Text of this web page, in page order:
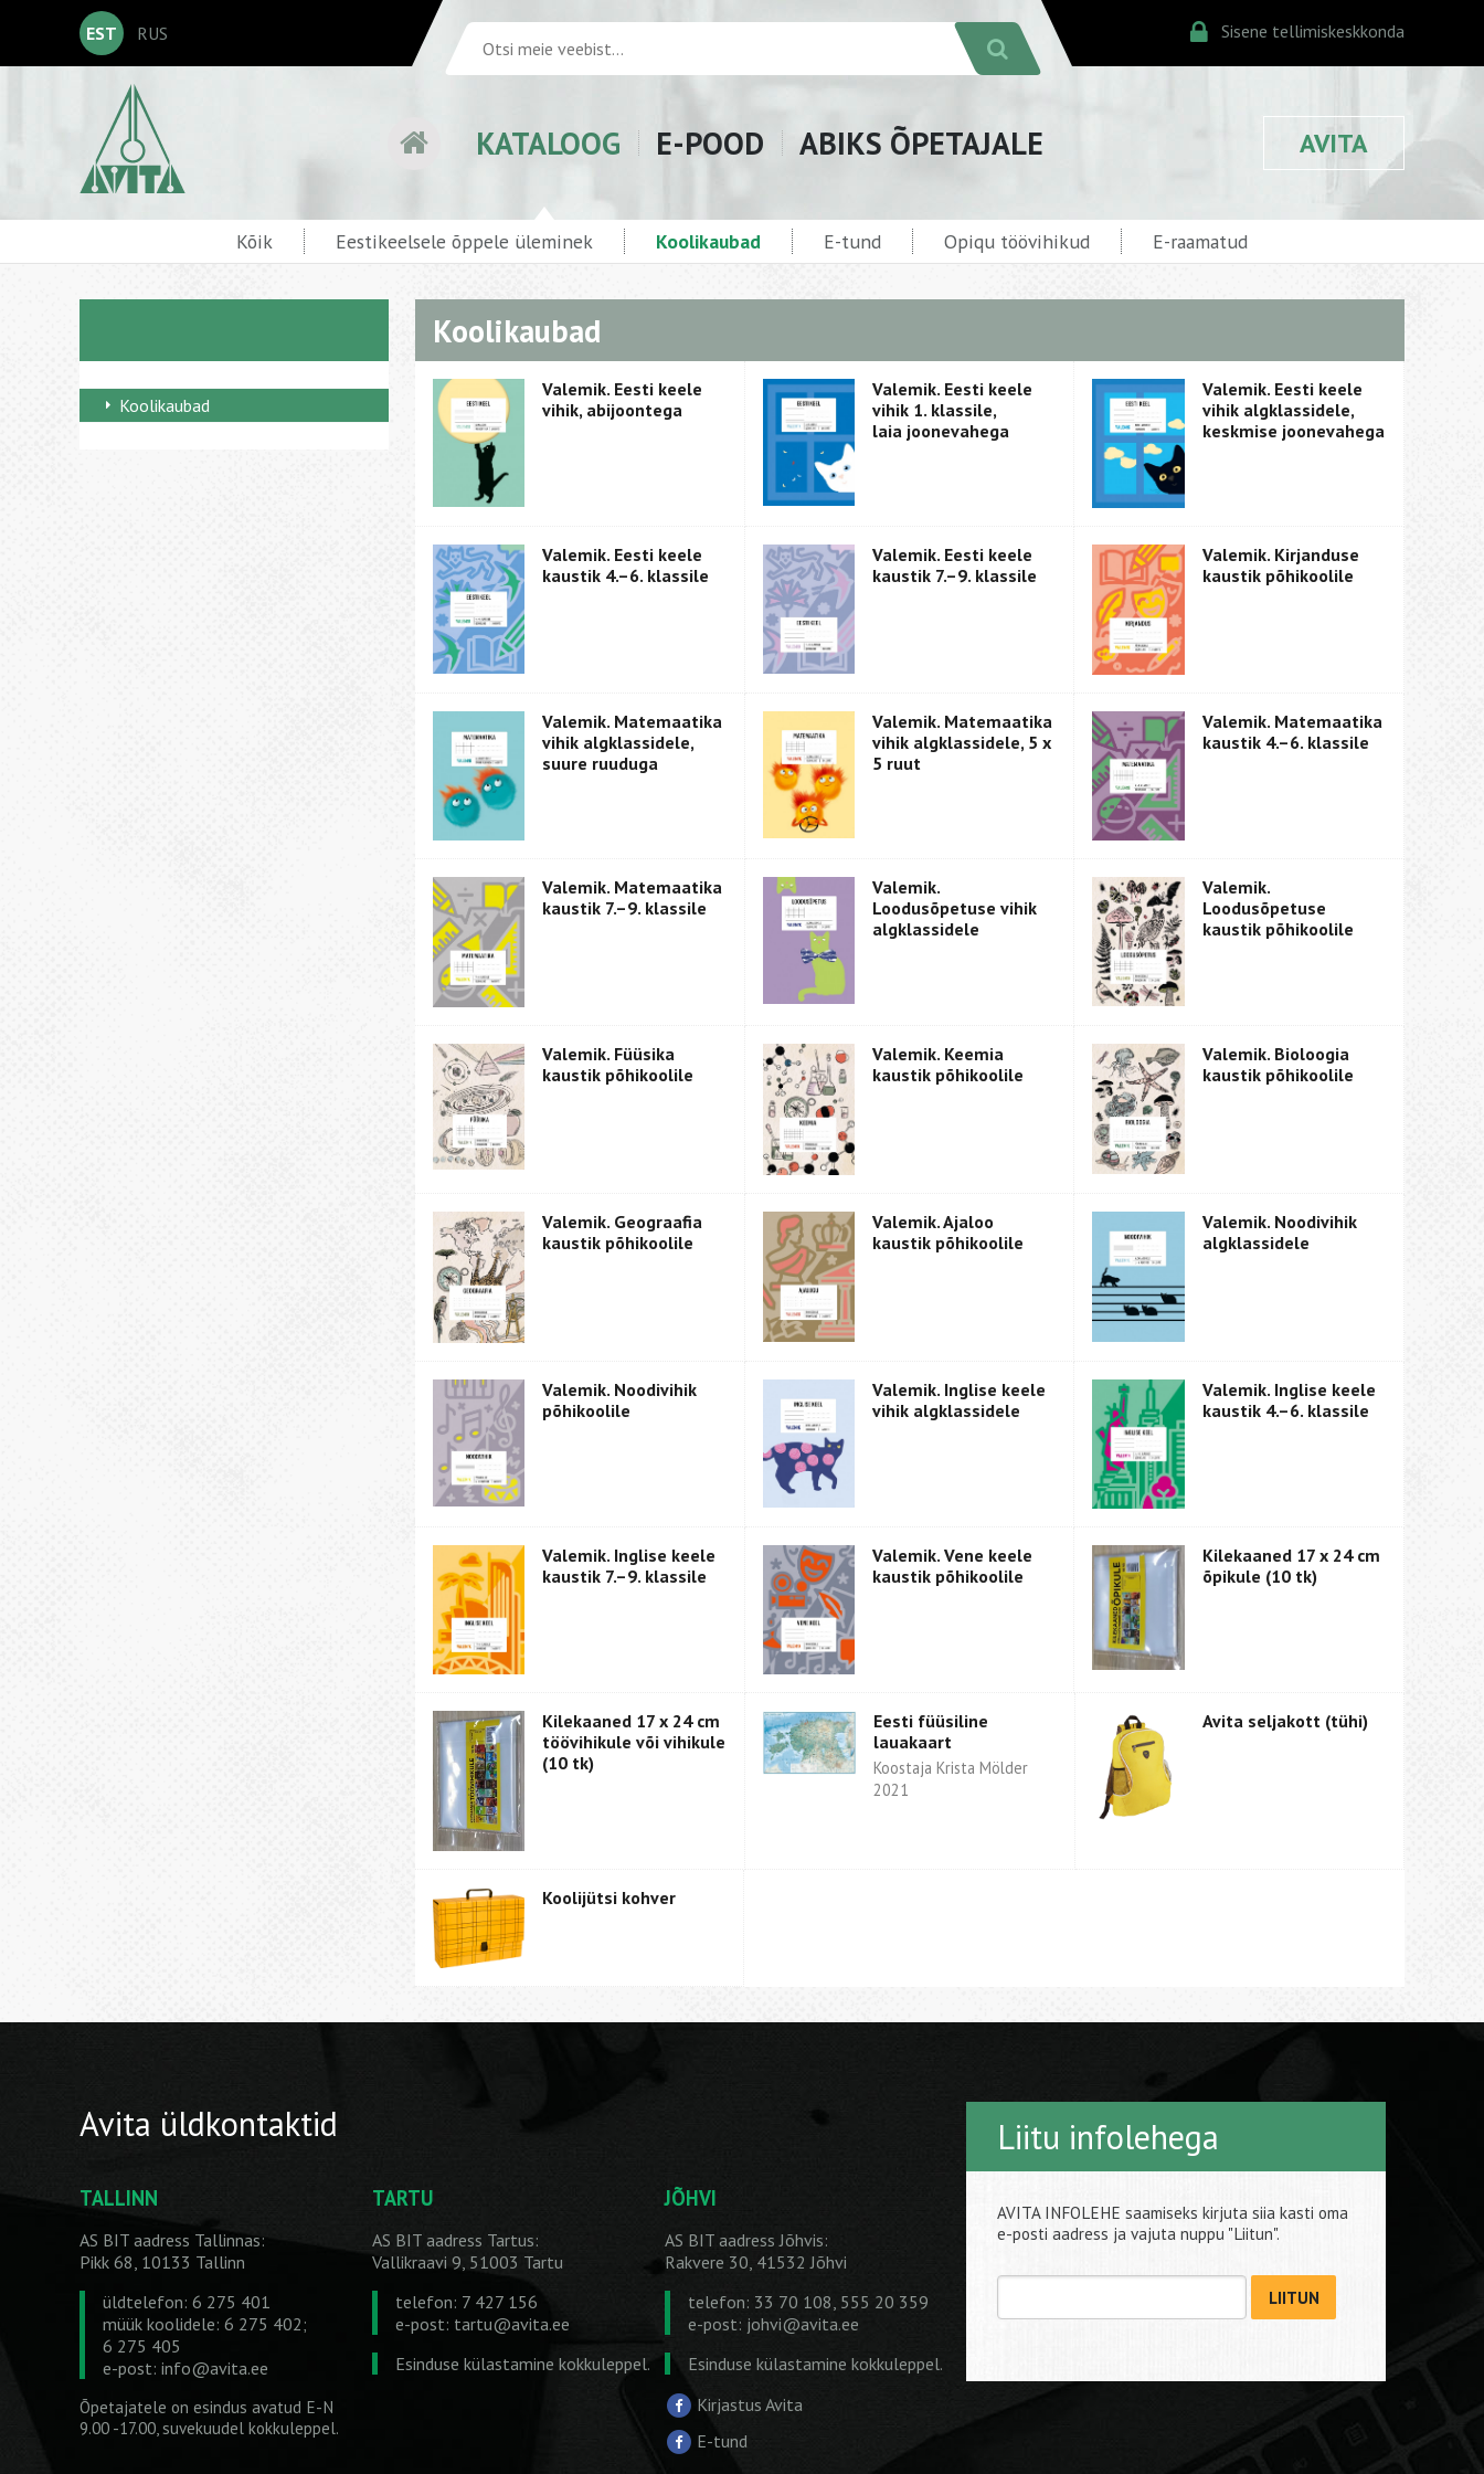
EST RUS Sisene tellimiskeskkonda
KATALOOG E-POOD ABIKS ÕPETAJALE AVITA
Kõik Eestikeelsele õppele üleminek Koolikaubad E-tund Opiqu töövihikud E-raamatud
Koolikaubad
Koolikaubad
Valemik. Eesti keele
vihik, abijoontega
Valemik. Eesti keele
vihik 1. klassile,
laia joonevahega
Valemik. Eesti keele
vihik algklassidele,
keskmise joonevahega
Valemik. Eesti keele
kaustik 4.–6. klassile
Valemik. Eesti keele
kaustik 7.–9. klassile
Valemik. Kirjanduse
kaustik põhikoolile
Valemik. Matemaatika
vihik algklassidele,
suure ruuduga
Valemik. Matemaatika
vihik algklassidele, 5 x
5 ruut
Valemik. Matemaatika
kaustik 4.–6. klassile
Valemik. Matemaatika
kaustik 7.–9. klassile
Valemik.
Loodusõpetuse vihik
algklassidele
Valemik.
Loodusõpetuse
kaustik põhikoolile
Valemik. Füüsika
kaustik põhikoolile
Valemik. Keemia
kaustik põhikoolile
Valemik. Bioloogia
kaustik põhikoolile
Valemik. Geograafia
kaustik põhikoolile
Valemik. Ajaloo
kaustik põhikoolile
Valemik. Noodivihik
algklassidele
Valemik. Noodivihik
põhikoolile
Valemik. Inglise keele
vihik algklassidele
Valemik. Inglise keele
kaustik 4.–6. klassile
Valemik. Inglise keele
kaustik 7.–9. klassile
Valemik. Vene keele
kaustik põhikoolile
Kilekaaned 17 x 24 cm
õpikule (10 tk)
Kilekaaned 17 x 24 cm
töövihikule või vihikule
(10 tk)
Eesti füüsiline
lauakaart
Koostaja Krista Mölder
2021
Avita seljakott (tühi)
Koolijütsi kohver
Avita üldkontaktid
TALLINN
AS BIT aadress Tallinnas:
Pikk 68, 10133 Tallinn
üldtelefon: 6 275 401
müük koolidele: 6 275 402;
6 275 405
e-post: info@avita.ee
Õpetajatele on esindus avatud E-N
9.00 -17.00, suvekuudel kokkuleppel.
TARTU
AS BIT aadress Tartus:
Vallikraavi 9, 51003 Tartu
telefon: 7 427 156
e-post: tartu@avita.ee
Esinduse külastamine kokkuleppel.
JÕHVI
AS BIT aadress Jõhvis:
Rakvere 30, 41532 Jõhvi
telefon: 33 70 108, 555 20 359
e-post: johvi@avita.ee
Esinduse külastamine kokkuleppel.
Kirjastus Avita
E-tund
Liitu infolehega
AVITA INFOLEHE saamiseks kirjuta siia kasti oma
e-posti aadress ja vajuta nuppu "Liitun".
LIITUN